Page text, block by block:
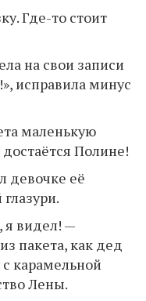
Где-то стоит
на свои записи
исправила минус
маленькую
Полине!
девочке её
видел! —
пакета, как дед
карамельной
Лены.